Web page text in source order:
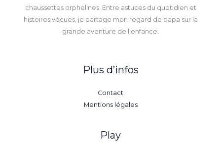
chaussettes orphelines. Entre astuces du quotidien et
histoires vécues, je partage mon regard de papa sur la
grande aventure de l’enfance.
Plus d’infos
Contact
Mentions légales
Play